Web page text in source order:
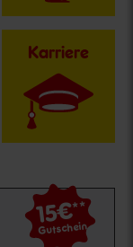
Karriere
15€**
Gutschein